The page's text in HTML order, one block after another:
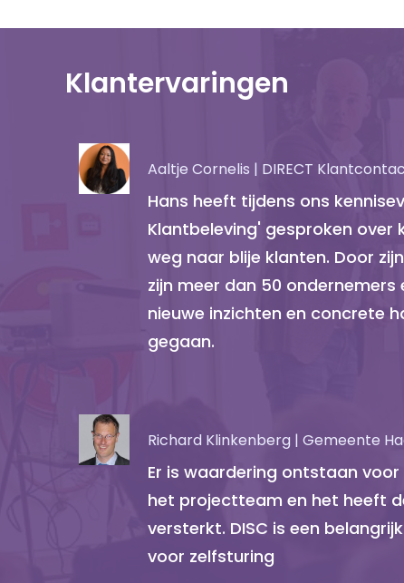
Klantervaringen
Aaltje Cornelis | DIRECT
Hans heeft tijdens ons
Klantbeleving' gesproken over
weg naar blije klanten. Door
zijn meer dan 50
nieuwe inzichten en concrete
gegaan.
Richard Klinkenberg | Gemeente
Er is waardering ontstaan
het projectteam en het heeft
versterkt. DISC is een
voor zelfsturing